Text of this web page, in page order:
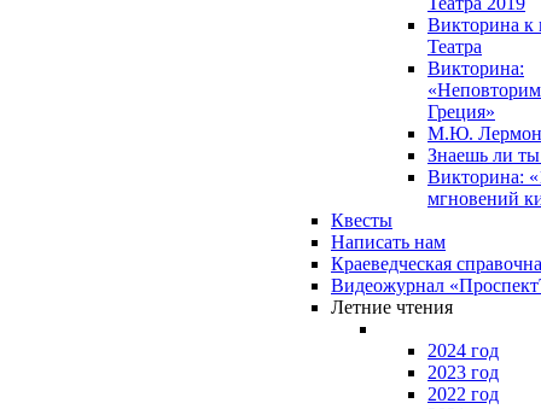
Викторина к
Театра
Викторина:
Греция»
М.Ю.
Знаешь ли
Викторина:
мгновений
Квесты
Написать нам
Краеведческая
Видеожурнал
Летние чтения
2024 год
2023 год
2022 год